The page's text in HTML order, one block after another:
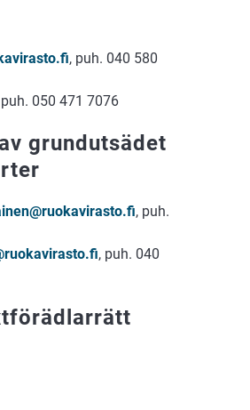
, puh. 040 580
puh. 050 471 7076
grundutsädet
, puh.
, puh. 040